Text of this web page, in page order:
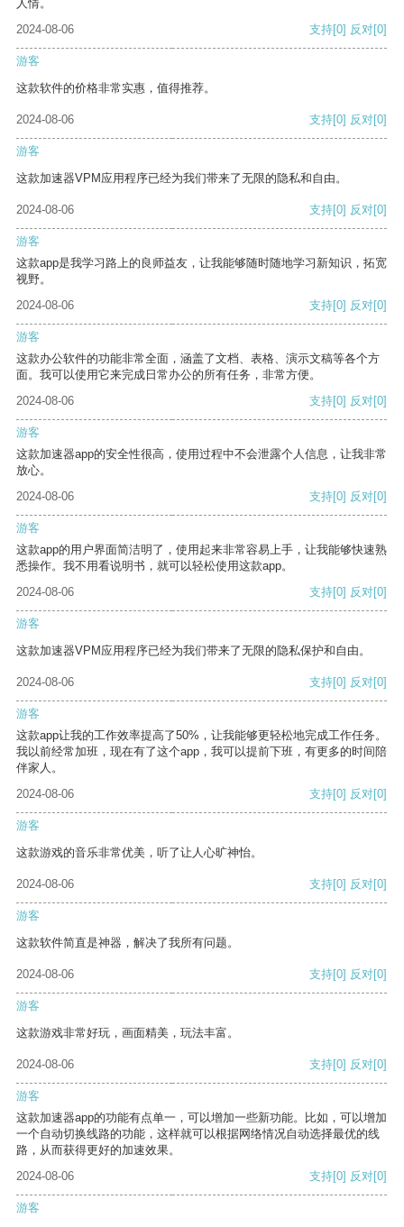
人情。
2024-08-06
支持[0] 反对[0]
游客
这款软件的价格非常实惠，值得推荐。
2024-08-06 支持[0] 反对[0]
游客
这款加速器VPM应用程序已经为我们带来了无限的隐私和自由。
2024-08-06 支持[0] 反对[0]
游客
这款app是我学习路上的良师益友，让我能够随时随地学习新知识，拓宽
视野。
2024-08-06
支持[0] 反对[0]
游客
这款办公软件的功能非常全面，涵盖了文档、表格、演示文稿等各个方
面。我可以使用它来完成日常办公的所有任务，非常方便。
2024-08-06
支持[0] 反对[0]
游客
这款加速器app的安全性很高，使用过程中不会泄露个人信息，让我非常
放心。
2024-08-06
支持[0] 反对[0]
游客
这款app的用户界面简洁明了，使用起来非常容易上手，让我能够快速熟
悉操作。我不用看说明书，就可以轻松使用这款app。
2024-08-06
支持[0] 反对[0]
游客
这款加速器VPM应用程序已经为我们带来了无限的隐私保护和自由。
2024-08-06 支持[0] 反对[0]
游客
这款app让我的工作效率提高了50%，让我能够更轻松地完成工作任务。
我以前经常加班，现在有了这个app，我可以提前下班，有更多的时间陪
伴家人。
2024-08-06
支持[0] 反对[0]
游客
这款游戏的音乐非常优美，听了让人心旷神怡。
2024-08-06 支持[0] 反对[0]
游客
这款软件简直是神器，解决了我所有问题。
2024-08-06 支持[0] 反对[0]
游客
这款游戏非常好玩，画面精美，玩法丰富。
2024-08-06 支持[0] 反对[0]
游客
这款加速器app的功能有点单一，可以增加一些新功能。比如，可以增加
一个自动切换线路的功能，这样就可以根据网络情况自动选择最优的线
路，从而获得更好的加速效果。
2024-08-06
支持[0] 反对[0]
游客